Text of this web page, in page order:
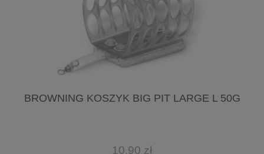
BROWNING KOSZYK BIG PIT LARGE L 50G
10,90 zł